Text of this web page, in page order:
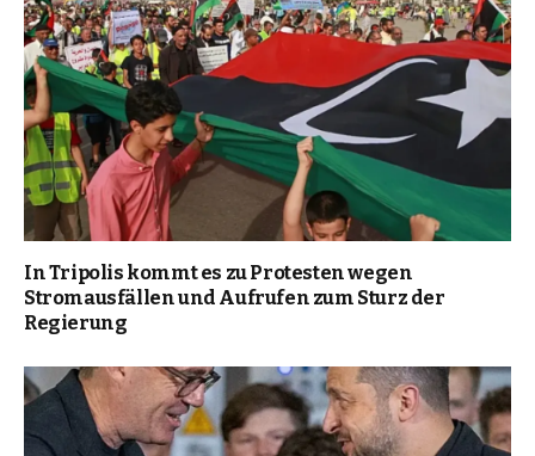
In Tripolis kommt es zu Protesten wegen
Stromausfällen und Aufrufen zum Sturz der
Regierung